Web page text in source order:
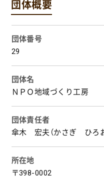
団体概要
団体番号
29
団体名
ＮＰＯ地域づくり工房
団体責任者
傘木 宏夫（かさぎ ひろお
所在地
〒398-0002